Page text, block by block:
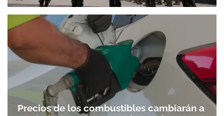
Precios de los combustibles cambiarán a